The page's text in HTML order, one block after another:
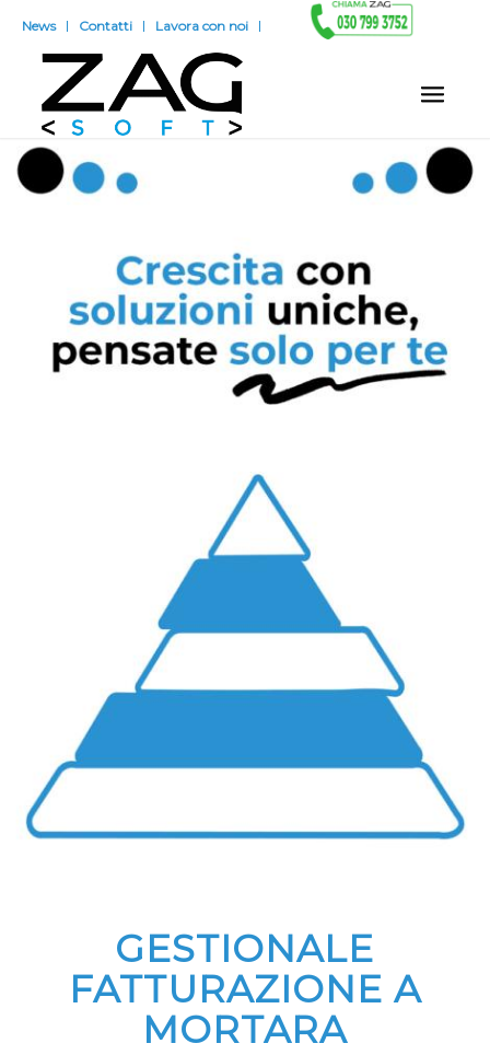
News Contatti Lavora con noi
GESTIONALE
FATTURAZIONE A
MORTARA